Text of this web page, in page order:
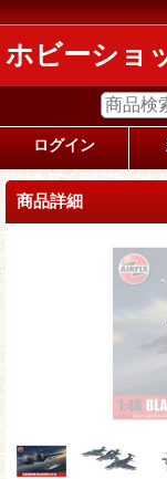
ホビーショ
ログイン
商品詳細